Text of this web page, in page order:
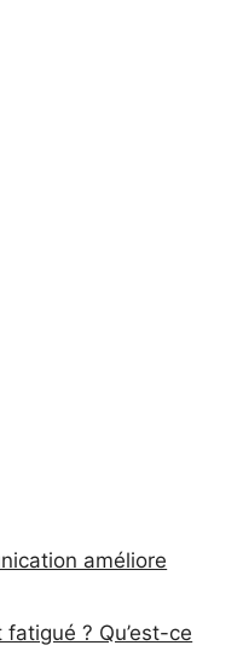
améliore
? Qu’est-ce